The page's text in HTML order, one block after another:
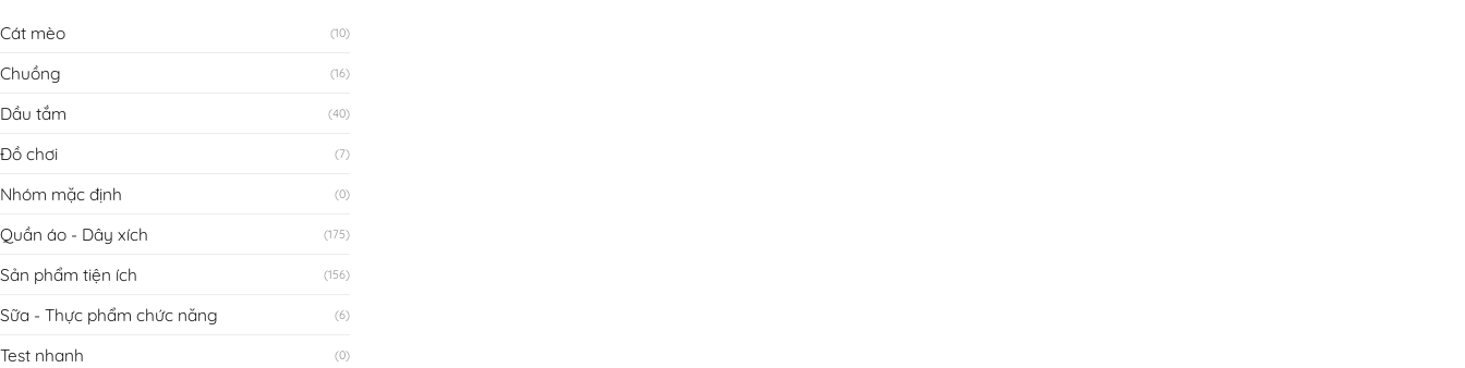
Cát mèo (10)
Chuồng (16)
Dầu tắm (40)
Đồ chơi (7)
Nhóm mặc định (0)
Quần áo - Dây xích (175)
Sản phẩm tiện ích (156)
Sữa - Thực phẩm chức năng (6)
Test nhanh (0)